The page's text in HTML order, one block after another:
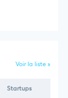
Voir la liste »
Startups